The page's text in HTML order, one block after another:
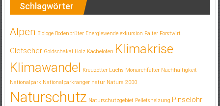
Schlagwörter
Alpen Biologe Bodenbrüter Energiewende exkursion Falter Forstwirt
Gletscher Goldschakal Holz Kachelofen Klimakrise
Klimawandel Kreuzotter Luchs Monarchfalter Nachhaltigkeit
Nationalpark Nationalparkranger natur Natura 2000
Naturschutz Naturschutzgebiet Pelletsheizung Pinselohr